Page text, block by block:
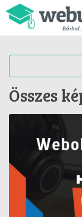
Összes